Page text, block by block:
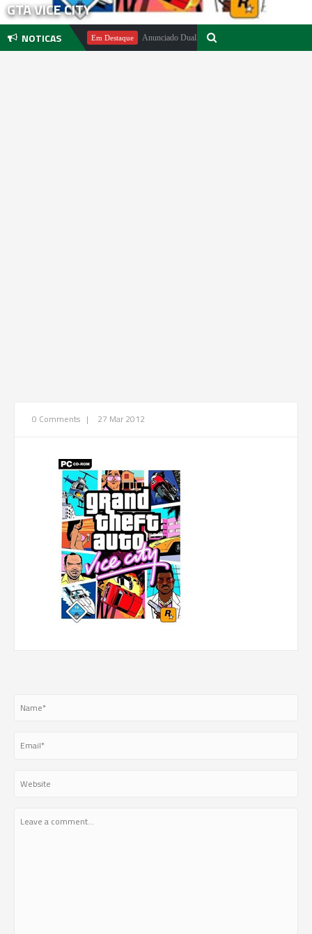
GTA VICE CITY
NOTICAS
Pachter Em Destaque Anunciado DualSense The Last of Us Limited Edition
0 Comments | 27 Mar 2012